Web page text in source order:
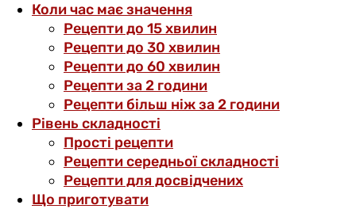
Коли час має значення
Рецепти до 15 хвилин
Рецепти до 30 хвилин
Рецепти до 60 хвилин
Рецепти за 2 години
Рецепти більш ніж за 2 години
Рівень складності
Прості рецепти
Рецепти середньої складності
Рецепти для досвідчених
Що приготувати